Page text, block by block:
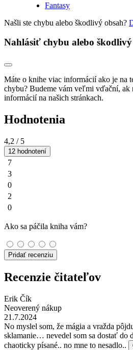
Fantasy
Našli ste chybu alebo škodlivý obsah?
Nahlásiť chybu alebo škodlivý
Máte o knihe viac informácií ako je na
chybu? Budeme vám veľmi vďační, ak
informácií na našich stránkach.
Hodnotenia
4,2 / 5
12 hodnotení
7
3
0
2
0
Ako sa páčila kniha vám?
Pridať recenziu
Recenzie čitateľov
Erik Čík
Neoverený nákup
21.7.2024
No myslel som, že mágia a vražda
sklamanie… nevedel som sa dostať do
chaoticky písané.. no mne to nesadlo..